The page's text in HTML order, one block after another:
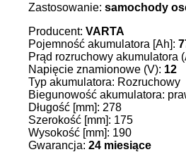
Zastosowanie: samochody
Producent: VARTA
Pojemność akumulatora [Ah]:
Prąd rozruchowy akumulatora
Napięcie znamionowe (V): 12
Typ akumulatora: Rozruchowy
Biegunowość akumulatora:
Długość [mm]: 278
Szerokość [mm]: 175
Wysokość [mm]: 190
Gwarancja: 24 miesiące